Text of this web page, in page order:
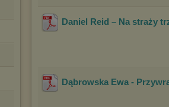
Daniel Reid – Na straży
Dąbrowska Ewa -